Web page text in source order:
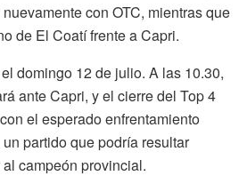
con OTC, mientras que
de El Coatí frente a Capri.
domingo 12 de julio. A las 10.30,
ante Capri, y el cierre del Top 4
el esperado enfrentamiento
partido que podría resultar
campeón provincial.